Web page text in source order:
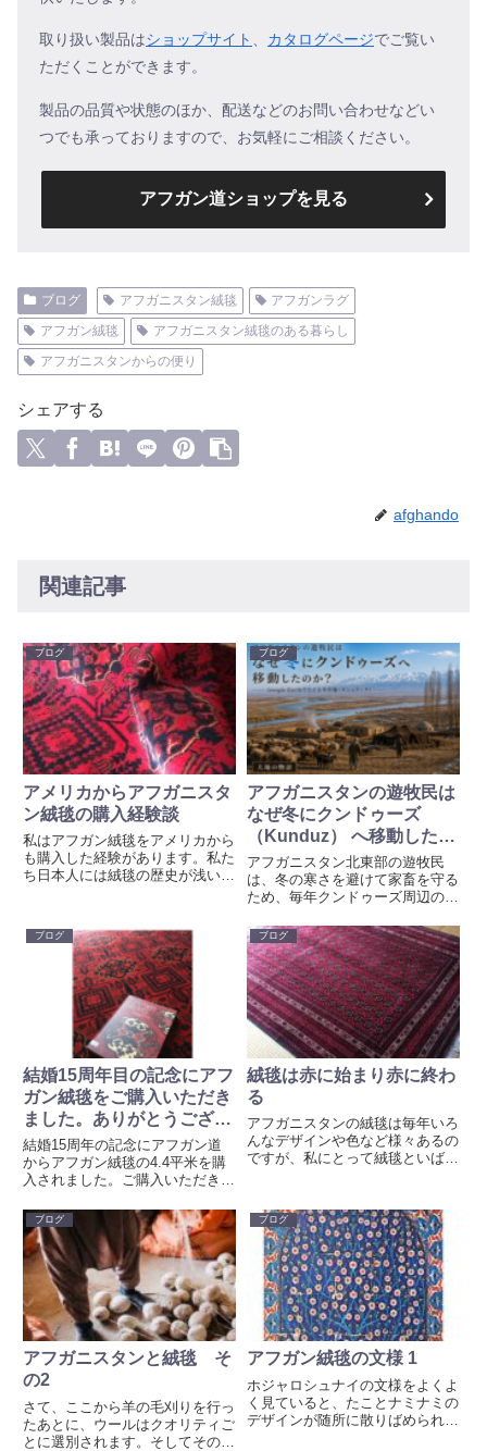
取り扱い製品はショップサイト 、 カタログページでご覧い
ただくことができます。
製品の品質や状態のほか、配送などのお問い合わせなどい
つでも承っておりますので、お気軽にご相談ください。
アフガン道ショップを見る
ブログ アフガニスタン絨毯
アフガンラグ
アフガン絨毯
アフガニスタン絨毯のある暮らし
アフガニスタンからの便り
シェアする
afghando
関連記事
ブログ
アメリカからアフガニスタ
ン絨毯の購入経験談
私はアフガン絨毯をアメリカから
も購入した経験があります。私た
ち日本人には絨毯の歴史が浅いこ
日本へ運ぶコストを考えると大変
な面もあるのですが、デザインの
数が豊富だだったため、思い切
ブログ
アフガニスタンの遊牧民は
なぜ冬にクンドゥーズ
（Kunduz） へ移動したの
か？ Google Earthでたど
る冬営地（キシュラック）
アフガニスタン北東部の遊牧民
は、冬の寒さを避けて家畜を守る
ため、毎年クンドゥーズ周辺の平
は、その理由を地形と気候の視点
からGoogle Earthでたどります。
1 クンドゥーズの場所を確認冬
になると、北東アフガ...
ブログ
結婚15周年目の記念にアフ
ガン絨毯をご購入いただき
ました。ありがとうござい
ました。
結婚15周年の記念にアフガン道
からアフガン絨毯の4.4平米を購
入されました。ご購入いただき感
い時間を紡いでもらえたらと願っ
ています。
ブログ
絨毯は赤に始まり赤に終わ
る
アフガニスタンの絨毯は毎年いろ
んなデザインや色など様々あるの
ですが、私にとって絨毯といば、
ます。
ブログ
アフガニスタンと絨毯 そ
の2
さて、ここから羊の毛刈りを行っ
たあとに、ウールはクオリティご
とに選別されます。そしてその選
ブログ
アフガン絨毯の文様 1
ホジャロシュナイの文様をよくよ
く見ていると、たことナミナミの
デザインが随所に散りばめられて